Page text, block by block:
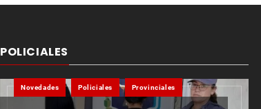
POLICIALES
Novedades Policiales Provinciales